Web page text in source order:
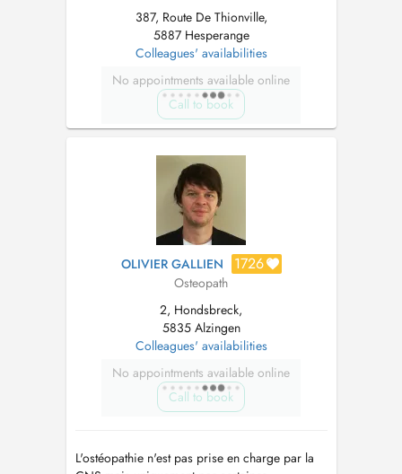
387, Route De Thionville,
5887 Hesperange
Colleagues' availabilities
No appointments available online
Call to book
OLIVIER GALLIEN 1726
Osteopath
2, Hondsbreck,
5835 Alzingen
Colleagues' availabilities
No appointments available online
Call to book
L'ostéopathie n'est pas prise en charge par la